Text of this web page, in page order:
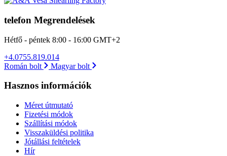
telefon Megrendelések
Hétfő - péntek 8:00 - 16:00 GMT+2
+4.0755.819.014
Román bolt
Magyar bolt
Hasznos információk
Méret útmutató
Fizetési módok
Szállítási módok
Visszaküldési politika
Jótállási feltételek
Hír